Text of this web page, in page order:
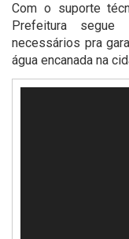
Com o suporte
Prefeitura segue
necessários pra
água encanada na